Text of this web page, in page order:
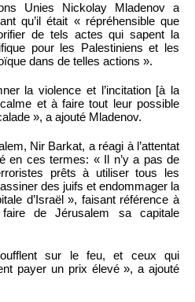
Unies Nickolay Mladenov a
qu’il était « répréhensible que
de tels actes qui sapent la
pour les Palestiniens et les
dans de telles actions ».
la violence et l’incitation [à la
et à faire tout leur possible
», a ajouté Mladenov.
Nir Barkat, a réagi à l’attentat
en ces termes: « Il n’y a pas de
prêts à utiliser tous les
des juifs et endommager la
d’Israël », faisant référence à
de Jérusalem sa capitale
sur le feu, et ceux qui
payer un prix élevé », a ajouté